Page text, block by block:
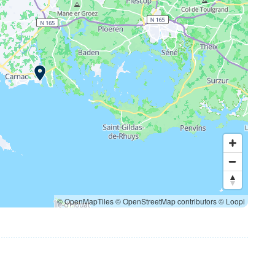
© OpenMapTiles© OpenStreetMap contributors© Loopi